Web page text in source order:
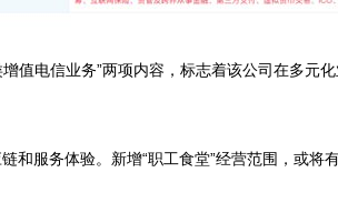
值电信业务”两项内容，标志着该公司在多元
和服务体验。新增“职工食堂”经营范围，或